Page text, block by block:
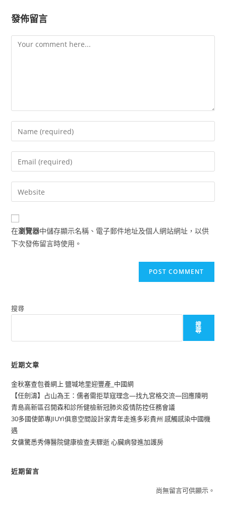
發佈留言
Comment
Enter
your
name
comment
Enter
your
email
address
comment
Enter
your
website
URL
(optional)
在瀏覽器中儲存顯示名稱、電子郵件地址及個人網站網址，以供
下次發佈留言時使用。
搜尋
搜
尋
近期文章
金秋塞查包養網上 鹽堿地里迎豐產_中國網
【任劍濤】占山為王：儒者需拒草寇理念—找九宮格交流—回應陳明
青島高新區召開森和診所健檢新冠肺炎疫情防控任務會議
30多國使節專JIUYI俱意空間設計家青年走進多彩貴州 感觸感染中國機
遇
女傭驚悉秀傳醫院健康檢查夫驟逝 心臟病發進加護房
近期留言
尚無留言可供顯示。